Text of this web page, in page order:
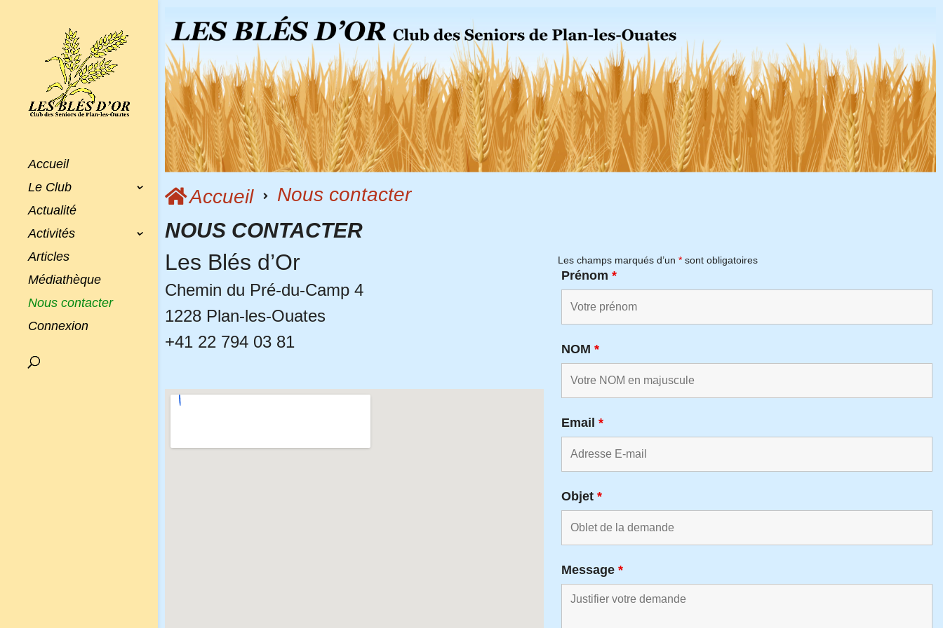
Accueil
Le Club
Actualité
Activités
Articles
Médiathèque
Nous contacter
Connexion
Accueil Nous contacter
NOUS CONTACTER
Les Blés d’Or
Chemin du Pré-du-Camp 4
1228 Plan-les-Ouates
+41 22 794 03 81
Les champs marqués d’un *sont obligatoires
Prénom *
NOM *
Email *
Objet *
Message *